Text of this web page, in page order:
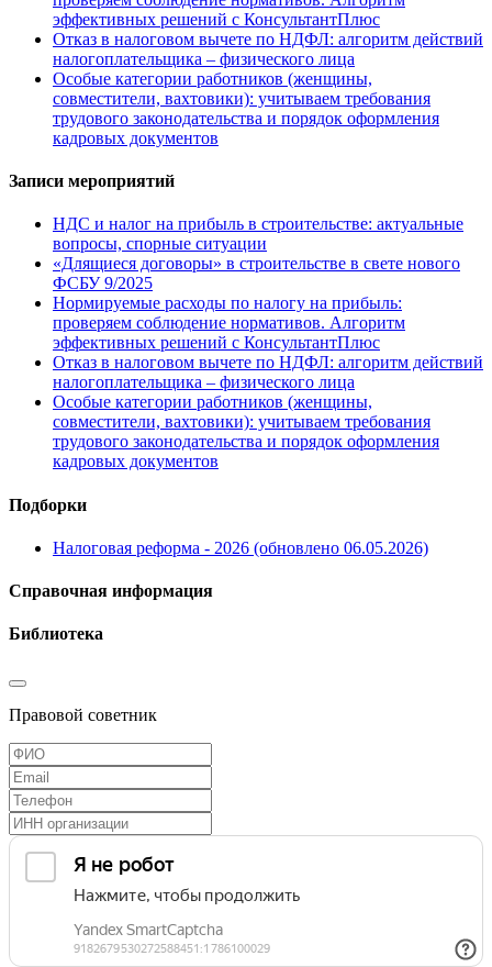
эффективных решений с КонсультантПлюс
Отказ в налоговом вычете по НДФЛ: алгоритм действий
налогоплательщика – физического лица
Особые категории работников (женщины,
совместители, вахтовики): учитываем требования
трудового законодательства и порядок оформления
кадровых документов
Записи мероприятий
НДС и налог на прибыль в строительстве: актуальные
вопросы, спорные ситуации
«Длящиеся договоры» в строительстве в свете нового
ФСБУ 9/2025
Нормируемые расходы по налогу на прибыль:
проверяем соблюдение нормативов. Алгоритм
эффективных решений с КонсультантПлюс
Отказ в налоговом вычете по НДФЛ: алгоритм действий
налогоплательщика – физического лица
Особые категории работников (женщины,
совместители, вахтовики): учитываем требования
трудового законодательства и порядок оформления
кадровых документов
Подборки
Налоговая реформа - 2026 (обновлено 06.05.2026)
Справочная информация
Библиотека
Правовой советник